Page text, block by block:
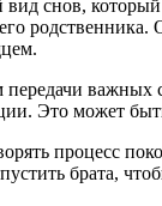
снов,
Это может
процесс
брата,